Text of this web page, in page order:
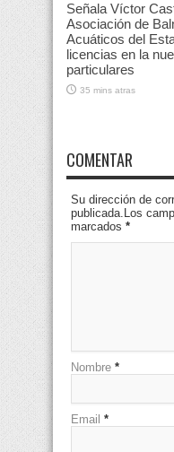
Señala Víctor
Asociación de
Acuáticos del
licencias en la
particulares
35 mins atras
COMENTAR
Su dirección de
publicada.Los
marcados *
Nombre *
Email *